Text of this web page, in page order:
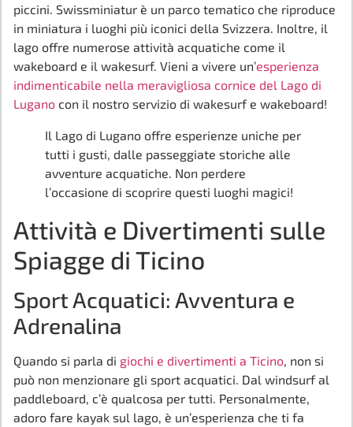
piccini. Swissminiatur è un parco tematico che riproduce
in miniatura i luoghi più iconici della Svizzera. Inoltre, il
lago offre numerose attività acquatiche come il
wakeboard e il wakesurf. Vieni a vivere un’esperienza
indimenticabile nella meravigliosa cornice del Lago di
Lugano con il nostro servizio di wakesurf e wakeboard!
Il Lago di Lugano offre esperienze uniche per
tutti i gusti, dalle passeggiate storiche alle
avventure acquatiche. Non perdere
l’occasione di scoprire questi luoghi magici!
Attività e Divertimenti sulle
Spiagge di Ticino
Sport Acquatici: Avventura e
Adrenalina
Quando si parla di giochi e divertimenti a Ticino , non si
può non menzionare gli sport acquatici. Dal windsurf al
paddleboard, c’è qualcosa per tutti. Personalmente,
adoro fare kayak sul lago, è un’esperienza che ti fa